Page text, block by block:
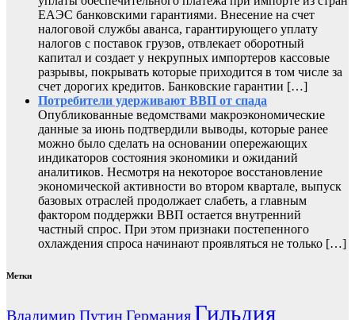
ЕАЭС банковскими гарантиями. Внесение на счет
налоговой службы аванса, гарантирующего уплату
налогов с поставок грузов, отвлекает оборотный
капитал и создает у некрупных импортеров кассовые
разрывы, покрывать которые приходится в том числе за
счет дорогих кредитов. Банковские гарантии […]
Потребители удерживают ВВП от спада
Опубликованные ведомствами макроэкономические
данные за июнь подтвердили выводы, которые ранее
можно было сделать на основании опережающих
индикаторов состояния экономики и ожиданий
аналитиков. Несмотря на некоторое восстановление
экономической активности во втором квартале, выпуск
базовых отраслей продолжает слабеть, а главным
фактором поддержки ВВП остается внутренний
частный спрос. При этом признаки постепенного
охлаждения спроса начинают проявляться не только […]
Метки
Владимир ПутинГерманияГильдия